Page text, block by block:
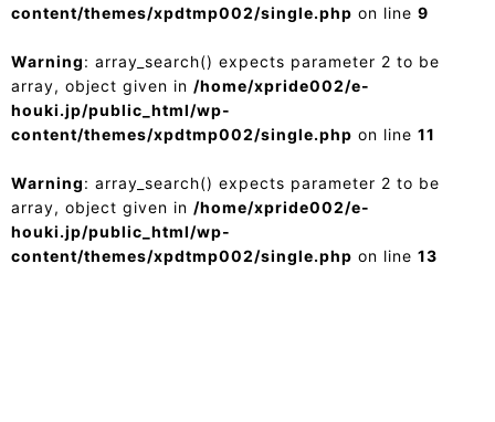
content/themes/xpdtmp002/single.php on line 9
Warning: array_search() expects parameter 2 to be
array, object given in /home/xpride002/e-
houki.jp/public_html/wp-
content/themes/xpdtmp002/single.php on line 11
Warning: array_search() expects parameter 2 to be
array, object given in /home/xpride002/e-
houki.jp/public_html/wp-
content/themes/xpdtmp002/single.php on line 13